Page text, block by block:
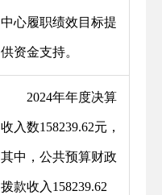
中心履职绩效目标提
供资金支持。
2024年年度决算
收入数158239.62元，
其中，公共预算财政
拨款收入158239.62